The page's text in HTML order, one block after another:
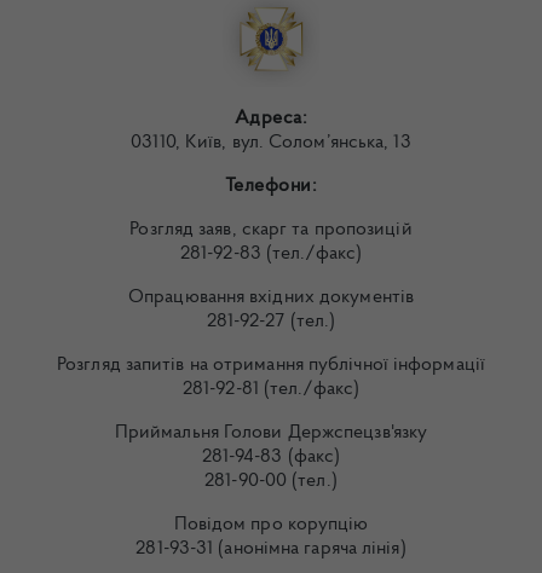
Адреса:
03110, Київ, вул. Солом’янська, 13
Телефони:
Розгляд заяв, скарг та пропозицій
281-92-83 (тел./факс)
Опрацювання вхідних документів
281-92-27 (тел.)
Розгляд запитів на отримання публічної інформації
281-92-81 (тел./факс)
Приймальня Голови Держспецзв'язку
281-94-83 (факс)
281-90-00 (тел.)
Повідом про корупцію
281-93-31 (анонімна гаряча лінія)